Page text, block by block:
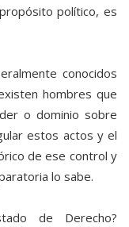
político, es
conocidos
hombres que
o dominio sobre
estos actos y el
de ese control y
lo sabe.
de Derecho?